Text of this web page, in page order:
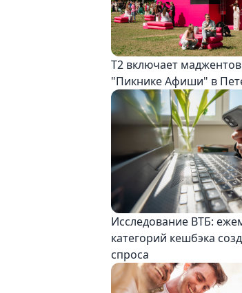
Т2 включает
"Пикнике Афиши" в
Исследование ВТБ:
категорий кешбэка
спроса